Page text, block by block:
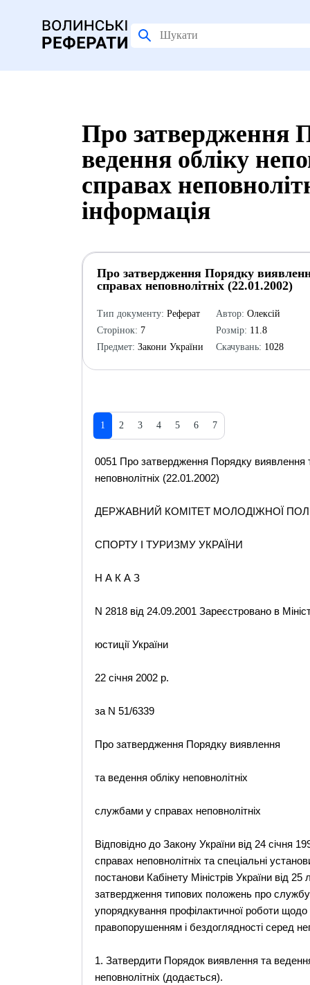
Про затвердження
ведення обліку
справах
інформація
Про затвердження Порядку
справах неповнолітніх (22.01.2002)
Тип документу: Реферат
Сторінок: 7
Предмет: Закони України
Автор: Олексій
Розмір: 11.8
Скачувань: 1028
1 2 3 4 5 6 7
0051 Про затвердження Порядку виявлення
неповнолітніх (22.01.2002)
ДЕРЖАВНИЙ КОМІТЕТ МОЛОДІЖНОЇ
СПОРТУ І ТУРИЗМУ УКРАЇНИ
Н А К А З
N 2818 від 24.09.2001 Зареєстровано в
юстиції України
22 січня 2002 р.
за N 51/6339
Про затвердження Порядку виявлення
та ведення обліку неповнолітніх
службами у справах неповнолітніх
Відповідно до Закону України від 24 січня
справах неповнолітніх та спеціальні
постанови Кабінету Міністрів України від
затвердження типових положень про
упорядкування профілактичної роботи щодо
правопорушенням і бездоглядності серед
1. Затвердити Порядок виявлення та
неповнолітніх (додається).